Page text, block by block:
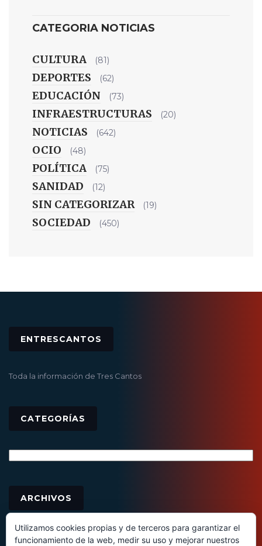
CATEGORIA NOTICIAS
CULTURA (81)
DEPORTES (62)
EDUCACIÓN (73)
INFRAESTRUCTURAS (20)
NOTICIAS (642)
OCIO (48)
POLÍTICA (75)
SANIDAD (12)
SIN CATEGORIZAR (19)
SOCIEDAD (450)
ENTRESCANTOS
Toda la información de Tres Cantos
CATEGORÍAS
ARCHIVOS
Utilizamos cookies propias y de terceros para garantizar el
funcionamiento de la web, medir su uso y mejorar nuestros